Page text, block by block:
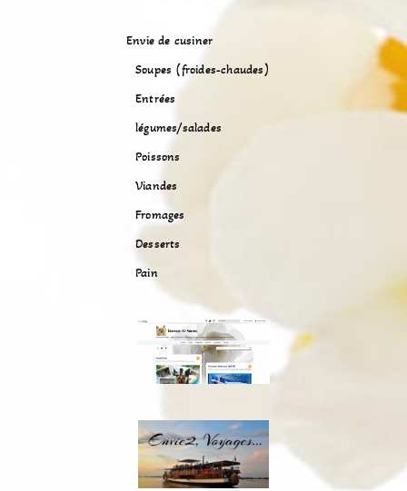
Envie de cusiner
Soupes (froides-chaudes)
Entrées
légumes/salades
Poissons
Viandes
Fromages
Desserts
Pain